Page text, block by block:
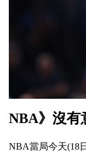
NBA》沒
NBA當局今天(18